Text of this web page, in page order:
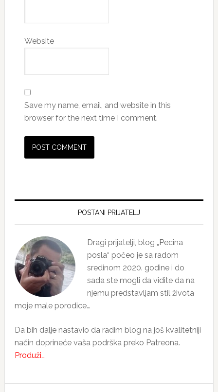
Website
Save my name, email, and website in this
browser for the next time I comment.
Primary
POSTANI PRIJATELJ
Dragi prijatelji, blog „Pecina
posla“ počeo je sa radom
sredinom 2020. godine i do
sada ste mogli da vidite da na
njemu predstavljam stil života
moje male porodice…
Da bih dalje nastavio da radim blog na još kvalitetniji
način doprineće vaša podrška preko Patreona.
Produži…